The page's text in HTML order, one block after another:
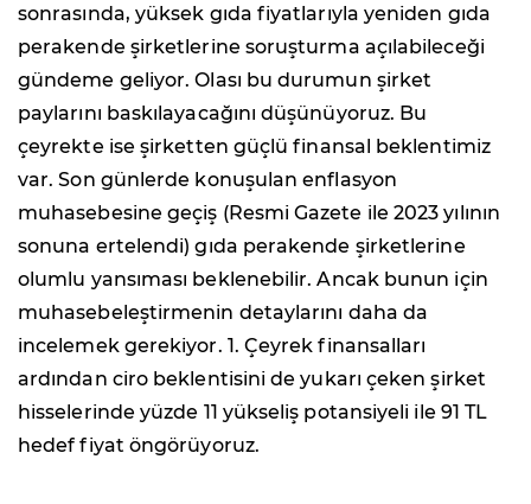
sonrasında, yüksek gıda fiyatlarıyla yeniden gıda
perakende şirketlerine soruşturma açılabileceği
gündeme geliyor. Olası bu durumun şirket
paylarını baskılayacağını düşünüyoruz. Bu
çeyrekte ise şirketten güçlü finansal beklentimiz
var. Son günlerde konuşulan enflasyon
muhasebesine geçiş (Resmi Gazete ile 2023 yılının
sonuna ertelendi) gıda perakende şirketlerine
olumlu yansıması beklenebilir. Ancak bunun için
muhasebeleştirmenin detaylarını daha da
incelemek gerekiyor. 1. Çeyrek finansalları
ardından ciro beklentisini de yukarı çeken şirket
hisselerinde yüzde 11 yükseliş potansiyeli ile 91 TL
hedef fiyat öngörüyoruz.